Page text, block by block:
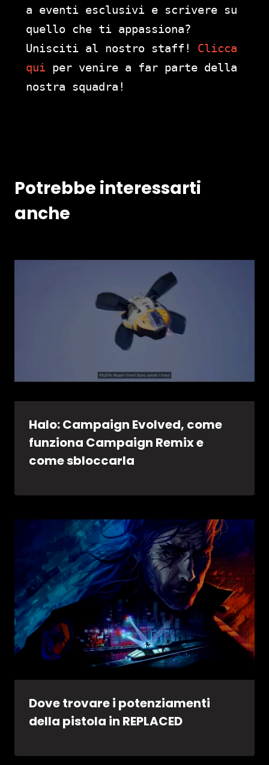
a eventi esclusivi e scrivere su
quello che ti appassiona?
Unisciti al nostro staff! Clicca
qui per venire a far parte della
nostra squadra!
Potrebbe interessarti
anche
Halo: Campaign Evolved, come
funziona Campaign Remix e
come sbloccarla
Dove trovare i potenziamenti
della pistola in REPLACED